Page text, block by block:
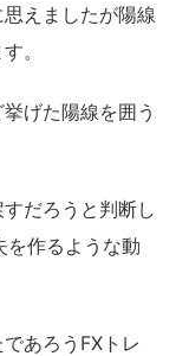
えましたが陽線
。
げた陽線を囲う
だろうと判断し
を作るような動
あろうFXトレ